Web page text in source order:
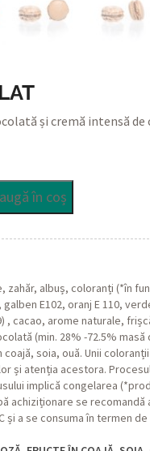
și cremă intensă
în coș
zahăr, albuș, coloranți (*în
galben E102, oranj E 110,
, cacao, arome naturale,
(min. 28% -72.5% masă
soia, ouă. Unii
și atenția acestora.
implică congelarea
achiziționare se
și a se consuma în termen de